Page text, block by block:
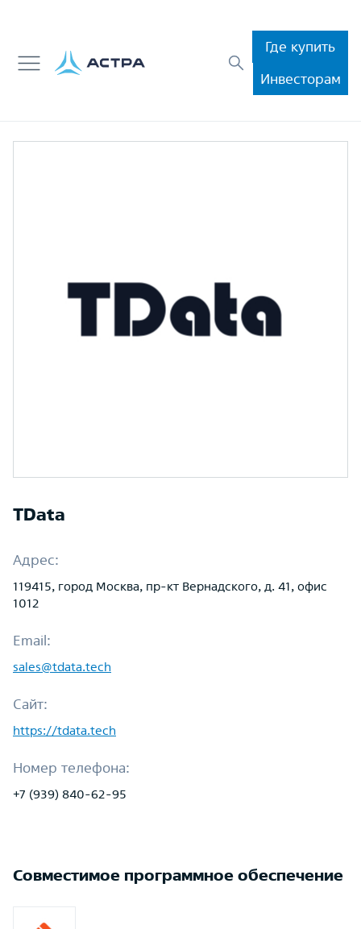
Где купить
Инвесторам
TData
Адрес:
119415, город Москва, пр-кт Вернадского, д. 41, офис
1012
Email:
sales@tdata.tech
Сайт:
https://tdata.tech
Номер телефона:
+7 (939) 840-62-95
Совместимое программное обеспечение